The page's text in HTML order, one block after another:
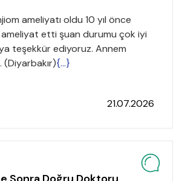
ameliyatı oldu 10 yıl önce
etti şuan durumu çok iyi
teşekkür ediyoruz. Annem
(Diyarbakır){...}
21.07.2026